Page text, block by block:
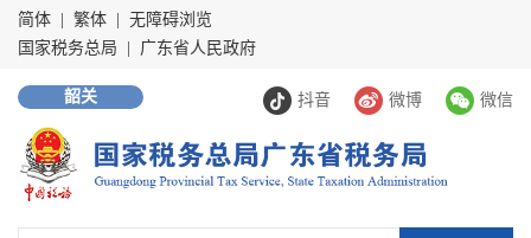
简体 繁体
无障碍浏览
国家税务总局
广东省人民政府
抖音 微博 微信
韶关